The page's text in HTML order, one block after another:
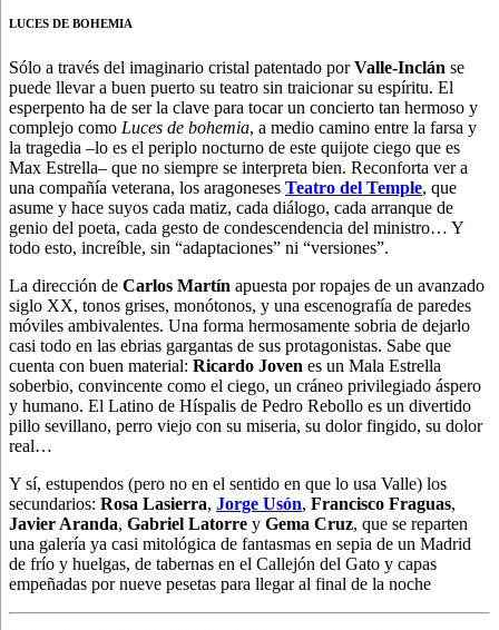
LUCES DE BOHEMIA
Sólo a través del imaginario cristal patentado porValle-Inclán se
puede llevar a buen puerto su teatro sin traicionar su espíritu. El
esperpento ha de ser la clave para tocar un concierto tan hermoso y
complejo como Luces de bohemia, a medio camino entre la farsa y
la tragedia –lo es el periplo nocturno de este quijote ciego que es
Max Estrella– que no siempre se interpreta bien. Reconforta ver a
una compañía veterana, los aragoneses Teatro del Temple, que
asume y hace suyos cada matiz, cada diálogo, cada arranque de
genio del poeta, cada gesto de condescendencia del ministro… Y
todo esto, increíble, sin “adaptaciones” ni “versiones”.
La dirección de Carlos Martín apuesta por ropajes de un avanzado
siglo XX, tonos grises, monótonos, y una escenografía de paredes
móviles ambivalentes. Una forma hermosamente sobria de dejarlo
casi todo en las ebrias gargantas de sus protagonistas. Sabe que
cuenta con buen material: Ricardo Joven es un Mala Estrella
soberbio, convincente como el ciego, un cráneo privilegiado áspero
y humano. El Latino de Híspalis de Pedro Rebollo es un divertido
pillo sevillano, perro viejo con su miseria, su dolor fingido, su dolor
real…
Y sí, estupendos (pero no en el sentido en que lo usa Valle) los
secundarios: Rosa Lasierra, Jorge Usón, Francisco Fraguas,
Javier Aranda, Gabriel Latorre y Gema Cruz, que se reparten
una galería ya casi mitológica de fantasmas en sepia de un Madrid
de frío y huelgas, de tabernas en el Callejón del Gato y capas
empeñadas por nueve pesetas para llegar al final de la noche